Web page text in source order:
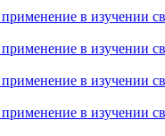
в изучении
в изучении
в изучении
в изучении